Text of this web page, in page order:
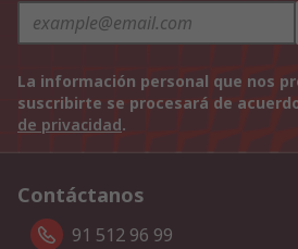
La información personal que nos
suscribirte se procesará de
de privacidad.
Contáctanos
91 512 96 99